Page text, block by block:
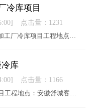
冷库项目
点击量：1231
库
点击量：1166